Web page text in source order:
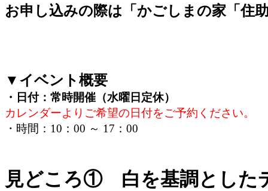
お申し込みの際は「かごしまの家「住
▼イベント概要
・日付：常時開催（水曜日定休）
カレンダーよりご希望の日付をご予約ください。
・時間：10：00 ～ 17：00
見どころ① 白を基調とした